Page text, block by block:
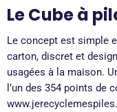
Le Cube à
Le concept est simple
carton, discret et
usagées à la maison.
l’un des 354 points de